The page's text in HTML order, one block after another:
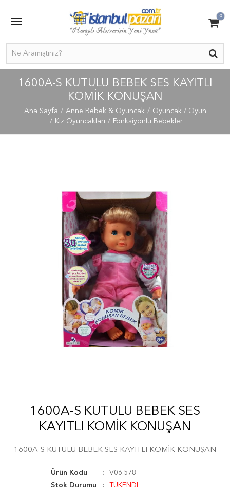
0
1600A-S KUTULU BEBEK SES KAYITLI
KOMİK KONUŞAN
Ana Sayfa Anne Bebek & Oyuncak
Oyuncak / Oyun
Kız Oyuncakları
Fonksiyonlu Bebekler
1600A-S KUTULU BEBEK SES
KAYITLI KOMİK KONUŞAN
1600A-S KUTULU BEBEK SES KAYITLI KOMİK KONUŞAN
Ürün Kodu
V06.578
Stok Durumu
TÜKENDİ